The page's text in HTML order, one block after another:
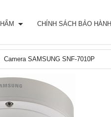
CHÍNH SÁCH BẢO HÀNH
Camera SAMSUNG SNF-7010P